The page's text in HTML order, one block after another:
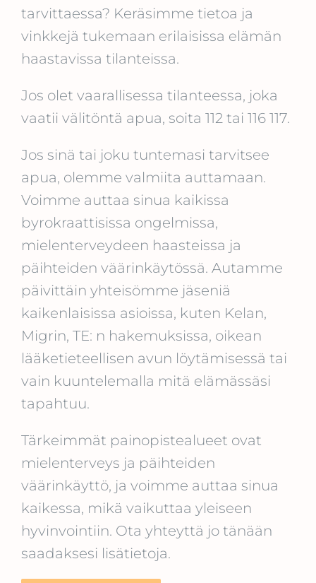
tarvittaessa? Keräsimme tietoa ja
vinkkejä tukemaan erilaisissa elämän
haastavissa tilanteissa.
Jos olet vaarallisessa tilanteessa, joka
vaatii välitöntä apua, soita 112 tai 116 117.
Jos sinä tai joku tuntemasi tarvitsee
apua, olemme valmiita auttamaan.
Voimme auttaa sinua kaikissa
byrokraattisissa ongelmissa,
mielenterveydeen haasteissa ja
päihteiden väärinkäytössä. Autamme
päivittäin yhteisömme jäseniä
kaikenlaisissa asioissa, kuten Kelan,
Migrin, TE: n hakemuksissa, oikean
lääketieteellisen avun löytämisessä tai
vain kuuntelemalla mitä elämässäsi
tapahtuu.
Tärkeimmät painopistealueet ovat
mielenterveys ja päihteiden
väärinkäyttö, ja voimme auttaa sinua
kaikessa, mikä vaikuttaa yleiseen
hyvinvointiin. Ota yhteyttä jo tänään
saadaksesi lisätietoja.